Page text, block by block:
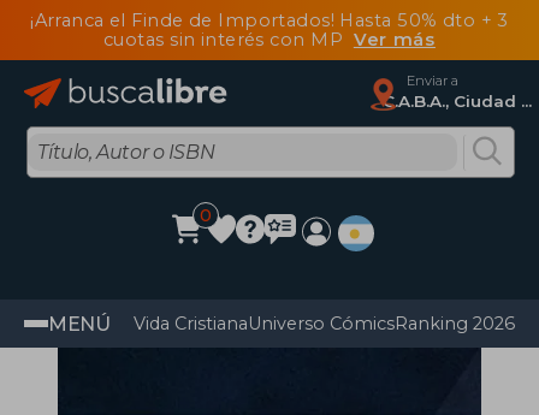
¡Arranca el Finde de Importados! Hasta 50% dto + 3
cuotas sin interés con MP Ver más
Enviar a
C.A.B.A., Ciudad Autónoma De Buenos Aires
0
MENÚ Vida CristianaUniverso CómicsRanking 2026